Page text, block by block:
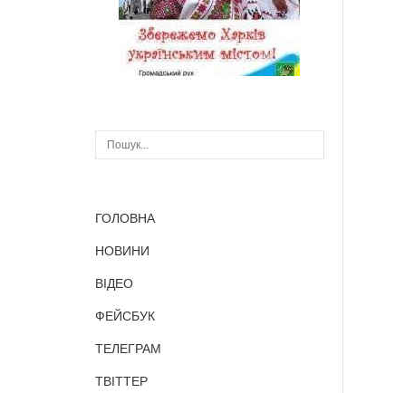
ГОЛОВНА
НОВИНИ
ВІДЕО
ФЕЙСБУК
ТЕЛЕГРАМ
ТВІТТЕР